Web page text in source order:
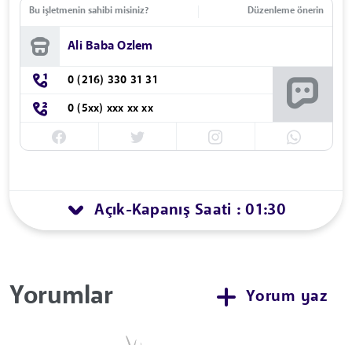
Bu işletmenin sahibi misiniz? Düzenleme önerin
Ali Baba Ozlem
0 (216) 330 31 31
0 (5xx) xxx xx xx
Açık-Kapanış Saati : 01:30
Yorumlar Yorum yaz